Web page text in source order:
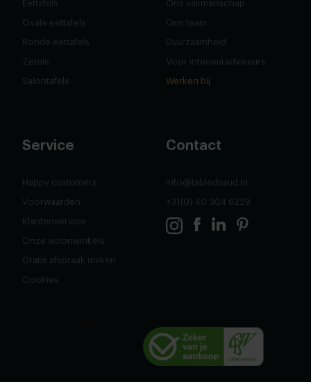
Eettafels
Ovale eettafels
Ronde eettafels
Zetels
Salontafels
Ons vakmanschap
Ons team
Duurzaamheid
Voor interieuradviseurs
Werken bij
Service
Happy customers
Voorwaarden
Klantenservice
Onze woonwinkels
Gratis afspraak maken
Cookies
Contact
info@tabledusud.nl
+31(0) 40 304 6229